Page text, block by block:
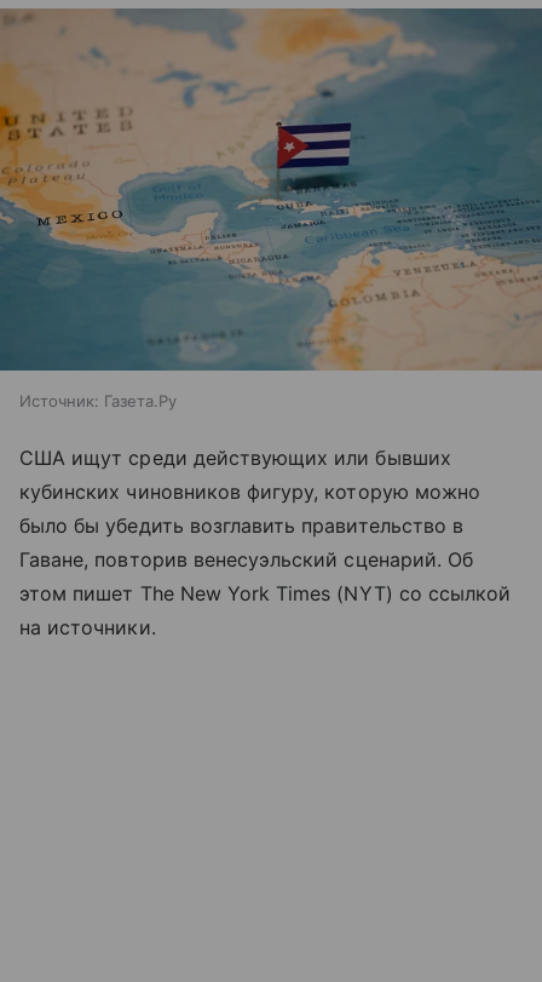
Источник: Газета.Ру
США ищут среди действующих или бывших
кубинских чиновников фигуру, которую можно
было бы убедить возглавить правительство в
Гаване, повторив венесуэльский сценарий. Об
этом пишет The New York Times (NYT) со ссылкой
на источники.